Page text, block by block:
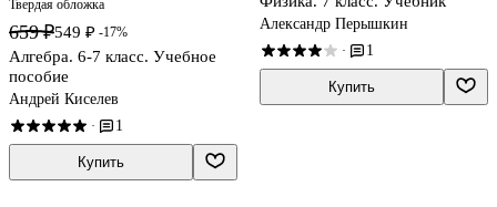
Твердая обложка
659 ₽549 ₽ -17%
Алгебра. 6-7 класс. Учебное
пособие
Андрей Киселев
· 1
Купить
Александр Перышкин
· 1
Купить